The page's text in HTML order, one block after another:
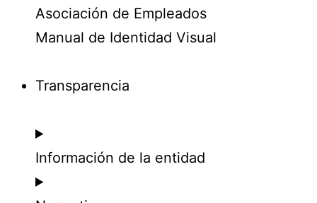
Asociación de Empleados
Manual de Identidad Visual
Transparencia
Información de la entidad